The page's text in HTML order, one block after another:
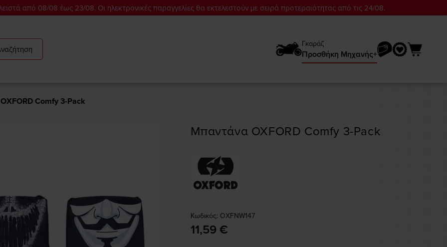
από 08/08 έως 23/08. Οι ηλεκτρονικές παραγγελίες θα εκτελεστούν με σειρά προτεραιότητας από τις 24/08.
Γκαράζ
Προσθήκη Mηχανής+
Comfy 3-Pack
Μπαντάνα OXFORD Comfy 3-Pack
Κωδικός: OXFNW147
11,59 €